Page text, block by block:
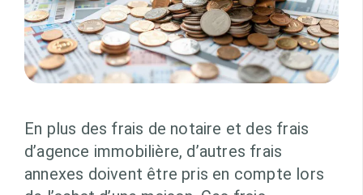
En plus des frais de notaire et des frais
d’agence immobilière, d’autres frais
annexes doivent être pris en compte lors